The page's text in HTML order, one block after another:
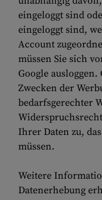
eingeloggt sind
eingeloggt sind,
Account
müssen Sie sich
Google
Zwecken der
bedarfsgerechter
Ihrer Daten zu,
müssen.
Weitere
Datenerhebung